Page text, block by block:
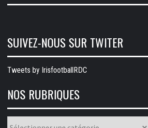
SUIVEZ-NOUS SUR TWITER
Tweets by IrisfootballRDC
NOS RUBRIQUES